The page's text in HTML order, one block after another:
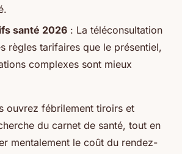
santé 2026 : La téléconsultation
règles tarifaires que le présentiel,
complexes sont mieux
ouvrez fébrilement tiroirs et
du carnet de santé, tout en
mentalement le coût du rendez-